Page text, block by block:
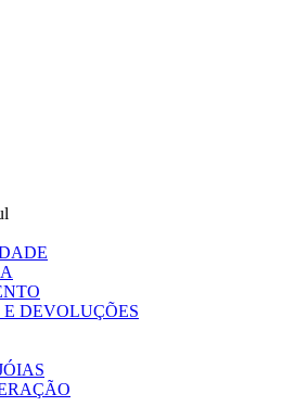
DEVOLUÇÕES